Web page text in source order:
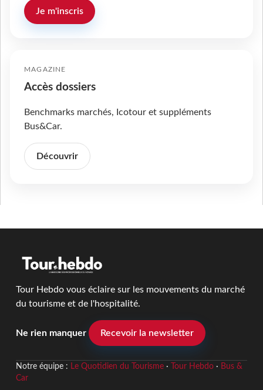
Je m'inscris
MAGAZINE
Accès dossiers
Benchmarks marchés, Icotour et suppléments
Bus&Car.
Découvrir
Tour Hebdo vous éclaire sur les mouvements du marché
du tourisme et de l'hospitalité.
Ne rien manquer Recevoir la newsletter
Notre équipe : Le Quotidien du Tourisme· Tour Hebdo· Bus &
Car